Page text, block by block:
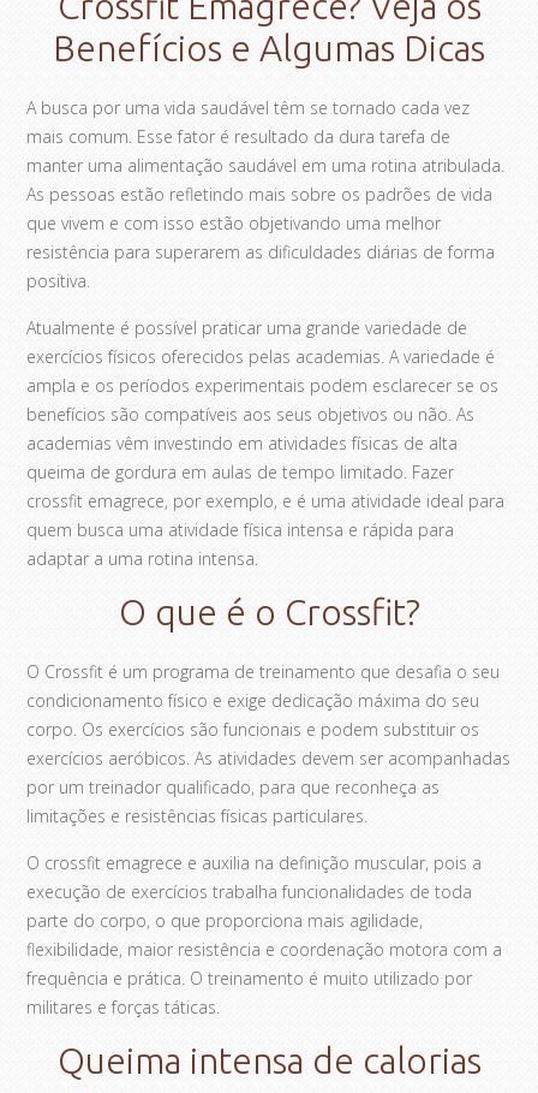
Benefícios e Algumas Dicas
A busca por uma vida saudável têm se tornado cada vez
mais comum. Esse fator é resultado da dura tarefa de
manter uma alimentação saudável em uma rotina atribulada.
As pessoas estão refletindo mais sobre os padrões de vida
que vivem e com isso estão objetivando uma melhor
resistência para superarem as dificuldades diárias de forma
positiva.
Atualmente é possível praticar uma grande variedade de
exercícios físicos oferecidos pelas academias. A variedade é
ampla e os períodos experimentais podem esclarecer se os
benefícios são compatíveis aos seus objetivos ou não. As
academias vêm investindo em atividades físicas de alta
queima de gordura em aulas de tempo limitado. Fazer
crossfit emagrece, por exemplo, e é uma atividade ideal para
quem busca uma atividade física intensa e rápida para
adaptar a uma rotina intensa.
O que é o Crossfit?
O Crossfit é um programa de treinamento que desafia o seu
condicionamento físico e exige dedicação máxima do seu
corpo. Os exercícios são funcionais e podem substituir os
exercícios aeróbicos. As atividades devem ser acompanhadas
por um treinador qualificado, para que reconheça as
limitações e resistências físicas particulares.
O crossfit emagrece e auxilia na definição muscular, pois a
execução de exercícios trabalha funcionalidades de toda
parte do corpo, o que proporciona mais agilidade,
flexibilidade, maior resistência e coordenação motora com a
frequência e prática. O treinamento é muito utilizado por
militares e forças táticas.
Queima intensa de calorias